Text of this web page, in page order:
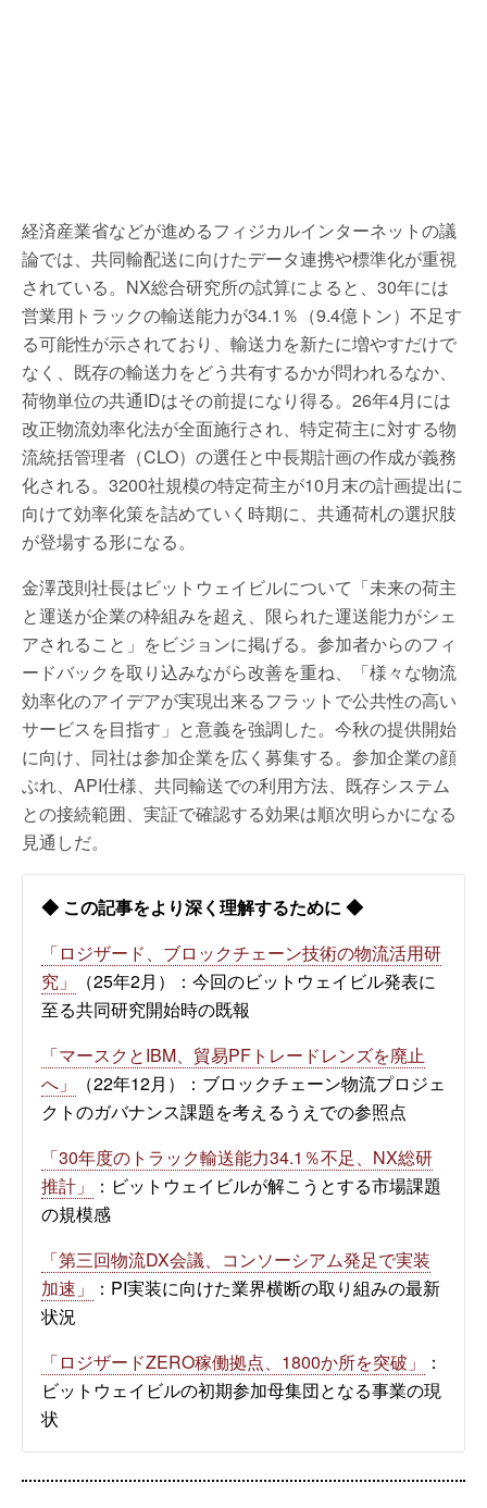
経済産業省などが進めるフィジカルインターネットの議
論では、共同輸配送に向けたデータ連携や標準化が重視
されている。NX総合研究所の試算によると、30年には
営業用トラックの輸送能力が34.1％（9.4億トン）不足す
る可能性が示されており、輸送力を新たに増やすだけで
なく、既存の輸送力をどう共有するかが問われるなか、
荷物単位の共通IDはその前提になり得る。26年4月には
改正物流効率化法が全面施行され、特定荷主に対する物
流統括管理者（CLO）の選任と中長期計画の作成が義務
化される。3200社規模の特定荷主が10月末の計画提出に
向けて効率化策を詰めていく時期に、共通荷札の選択肢
が登場する形になる。
金澤茂則社長はビットウェイビルについて「未来の荷主
と運送が企業の枠組みを超え、限られた運送能力がシェ
アされること」をビジョンに掲げる。参加者からのフィ
ードバックを取り込みながら改善を重ね、「様々な物流
効率化のアイデアが実現出来るフラットで公共性の高い
サービスを目指す」と意義を強調した。今秋の提供開始
に向け、同社は参加企業を広く募集する。参加企業の顔
ぶれ、API仕様、共同輸送での利用方法、既存システム
との接続範囲、実証で確認する効果は順次明らかになる
見通しだ。
◆ この記事をより深く理解するために ◆
「ロジザード、ブロックチェーン技術の物流活用研
究」
（25年2月）：今回のビットウェイビル発表に
至る共同研究開始時の既報
「マースクとIBM、貿易PFトレードレンズを廃止
へ」
（22年12月）：ブロックチェーン物流プロジェ
クトのガバナンス課題を考えるうえでの参照点
「30年度のトラック輸送能力34.1％不足、NX総研
推計」
：ビットウェイビルが解こうとする市場課題
の規模感
「第三回物流DX会議、コンソーシアム発足で実装
加速」
：PI実装に向けた業界横断の取り組みの最新
状況
「ロジザードZERO稼働拠点、1800か所を突破」
：
ビットウェイビルの初期参加母集団となる事業の現
状